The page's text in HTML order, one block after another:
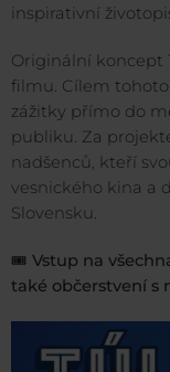
inspirativní
Originální koncept
filmu. Cílem tohoto
zážitky přímo do
publiku. Za
nadšenců, kteří
vesnického kina a
Slovensku.
🎟️ Vstup na
také občerstvení s